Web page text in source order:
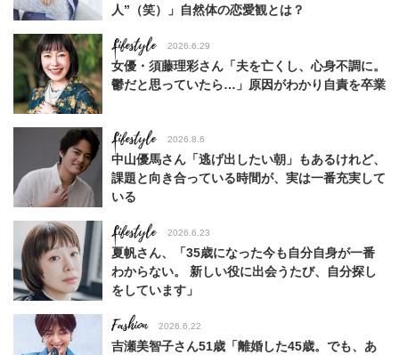
人”（笑）」自然体の恋愛観とは？
Lifestyle 2026.6.29
女優・須藤理彩さん「夫を亡くし、心身不調に。
鬱だと思っていたら…」原因がわかり自責を卒業
Lifestyle 2026.8.6
中山優馬さん「逃げ出したい朝」もあるけれど、
課題と向き合っている時間が、実は一番充実して
いる
Lifestyle 2026.6.23
夏帆さん、「35歳になった今も自分自身が一番
わからない。 新しい役に出会うたび、自分探し
をしています」
Fashion 2026.6.22
吉瀬美智子さん51歳「離婚した45歳。でも、あ